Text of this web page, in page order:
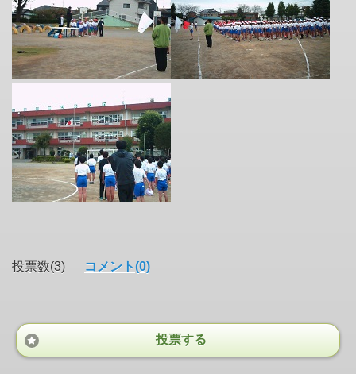
投票数(3) コメント(0)
投票する